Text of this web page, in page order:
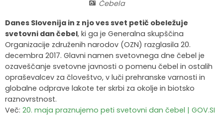
Čebela
Danes Slovenija in z njo ves svet petič obeležuje
svetovni dan čebel, ki ga je Generalna skupščina
Organizacije združenih narodov (OZN) razglasila 20.
decembra 2017. Glavni namen svetovnega dne čebel je
ozaveščanje svetovne javnosti o pomenu čebel in ostalih
opraševalcev za človeštvo, v luči prehranske varnosti in
globalne odprave lakote ter skrbi za okolje in biotsko
raznovrstnost.
Več: 20. maja praznujemo peti svetovni dan čebel | GOV.SI
Gasilstvo in civilna zaščita
Občinski nagrajenci
Turistična taksa
Vprašajte občino
Predlagajte občini
Oskrba najdenih živali
Organizacije s področja socialnega varstva
Portal eUprava
Lokalni ponudniki hrane in izdelkov
Trajnostni razvoj turizma
Župnije
Osmrtnice
Režijski obrat